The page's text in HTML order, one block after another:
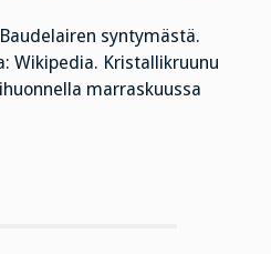
syntymästä.
Wikipedia. Kristallikruunu
marraskuussa